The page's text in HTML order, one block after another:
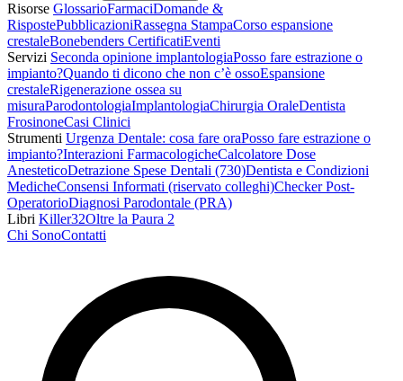
Risorse GlossarioFarmaciDomande &
RispostePubblicazioniRassegna StampaCorso espansione
crestaleBonebenders CertificatiEventi
Servizi Seconda opinione implantologiaPosso fare estrazione o
impianto?Quando ti dicono che non c’è ossoEspansione
crestaleRigenerazione ossea su
misuraParodontologiaImplantologiaChirurgia OraleDentista
FrosinoneCasi Clinici
Strumenti Urgenza Dentale: cosa fare oraPosso fare estrazione o
impianto?Interazioni FarmacologicheCalcolatore Dose
AnesteticoDetrazione Spese Dentali (730)Dentista e Condizioni
MedicheConsensi Informati (riservato colleghi)Checker Post-
OperatorioDiagnosi Parodontale (PRA)
Libri Killer32Oltre la Paura 2
Chi SonoContatti